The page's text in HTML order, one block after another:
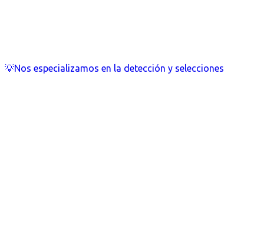
💡Nos especializamos en la detección y selecciones